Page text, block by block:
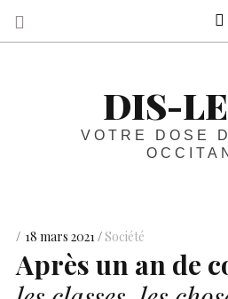
DIS-
VOTRE DOSE
18 mars 2021 Société
Après un an de